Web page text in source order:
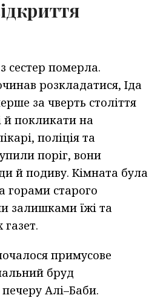
сестер померла.
розкладатися, Іда
за чверть століття
й покликати на
поліція та
поріг, вони
й подиву. Кімната була
горами старого
залишками їжі та
примусове
бруд
Алі–Баби.